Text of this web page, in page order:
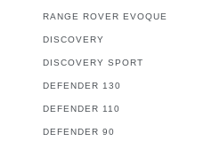
RANGE ROVER EVOQUE
DISCOVERY
DISCOVERY SPORT
DEFENDER 130
DEFENDER 110
DEFENDER 90